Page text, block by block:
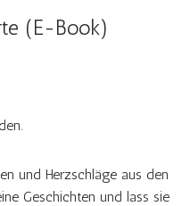
(E-Book)
und Herzschläge aus den
Geschichten und lass sie